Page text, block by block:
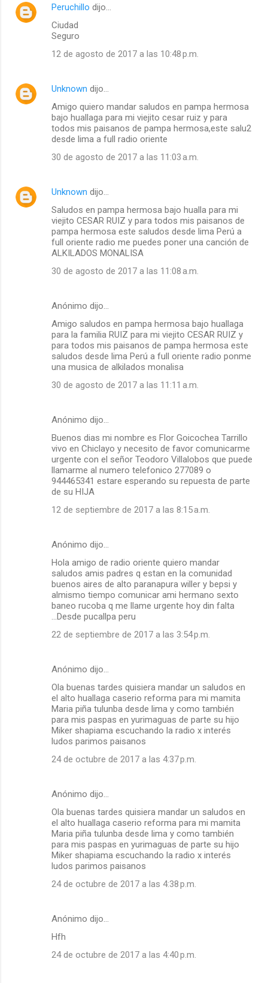
Peruchillo dijo…
Ciudad
Seguro
12 de agosto de 2017 a las 10:48 p.m.
Unknown dijo…
Amigo quiero mandar saludos en pampa hermosa
bajo huallaga para mi viejito cesar ruiz y para
todos mis paisanos de pampa hermosa,este salu2
desde lima a full radio oriente
30 de agosto de 2017 a las 11:03 a.m.
Unknown dijo…
Saludos en pampa hermosa bajo hualla para mi
viejito CESAR RUIZ y para todos mis paisanos de
pampa hermosa este saludos desde lima Perú a
full oriente radio me puedes poner una canción de
ALKILADOS MONALISA
30 de agosto de 2017 a las 11:08 a.m.
Anónimo dijo…
Amigo saludos en pampa hermosa bajo huallaga
para la familia RUIZ para mi viejito CESAR RUIZ y
para todos mis paisanos de pampa hermosa este
saludos desde lima Perú a full oriente radio ponme
una musica de alkilados monalisa
30 de agosto de 2017 a las 11:11 a.m.
Anónimo dijo…
Buenos dias mi nombre es Flor Goicochea Tarrillo
vivo en Chiclayo y necesito de favor comunicarme
urgente con el señor Teodoro Villalobos que puede
llamarme al numero telefonico 277089 o
944465341 estare esperando su repuesta de parte
de su HIJA
12 de septiembre de 2017 a las 8:15 a.m.
Anónimo dijo…
Hola amigo de radio oriente quiero mandar
saludos amis padres q estan en la comunidad
buenos aires de alto paranapura willer y bepsi y
almismo tiempo comunicar ami hermano sexto
baneo rucoba q me llame urgente hoy din falta
...Desde pucallpa peru
22 de septiembre de 2017 a las 3:54 p.m.
Anónimo dijo…
Ola buenas tardes quisiera mandar un saludos en
el alto huallaga caserio reforma para mi mamita
Maria piña tulunba desde lima y como también
para mis paspas en yurimaguas de parte su hijo
Miker shapiama escuchando la radio x interés
ludos parimos paisanos
24 de octubre de 2017 a las 4:37 p.m.
Anónimo dijo…
Ola buenas tardes quisiera mandar un saludos en
el alto huallaga caserio reforma para mi mamita
Maria piña tulunba desde lima y como también
para mis paspas en yurimaguas de parte su hijo
Miker shapiama escuchando la radio x interés
ludos parimos paisanos
24 de octubre de 2017 a las 4:38 p.m.
Anónimo dijo…
Hfh
24 de octubre de 2017 a las 4:40 p.m.